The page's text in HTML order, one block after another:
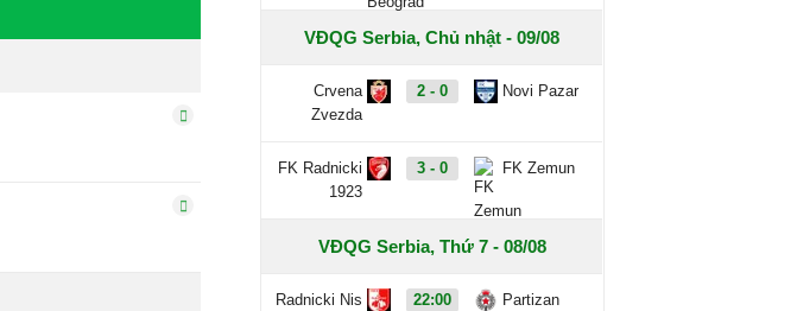
VĐQG Serbia, Chủ nhật - 09/08
Crvena
Zvezda
2 - 0 Novi Pazar
FK Radnicki
1923
3 - 0 FK Zemun
VĐQG Serbia, Thứ 7 - 08/08
Radnicki Nis 22:00
Partizan